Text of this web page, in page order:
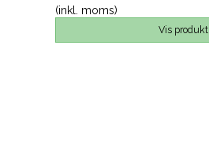
(inkl. moms)
Vis produkt